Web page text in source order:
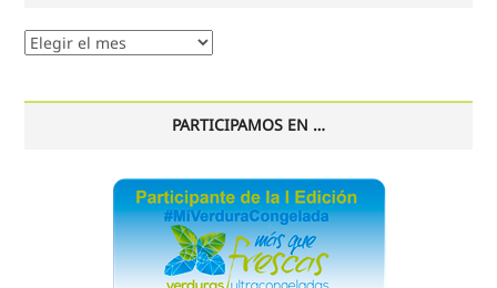
Nuestro
PARTICIPAMOS EN …